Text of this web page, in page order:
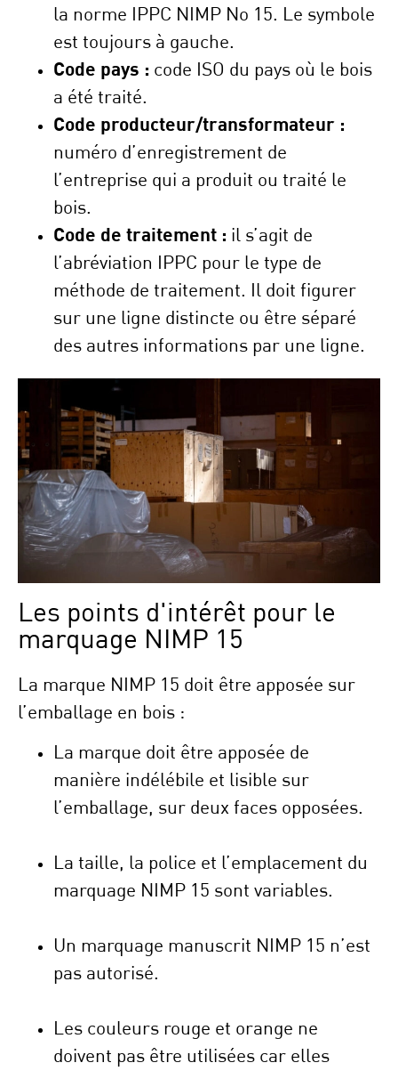
la norme IPPC NIMP No 15. Le symbole
est toujours à gauche.
Code pays : code ISO du pays où le bois
a été traité.
Code producteur/transformateur :
numéro d’enregistrement de
l’entreprise qui a produit ou traité le
bois.
Code de traitement : il s’agit de
l’abréviation IPPC pour le type de
méthode de traitement. Il doit figurer
sur une ligne distincte ou être séparé
des autres informations par une ligne.
Les points d'intérêt pour le
marquage NIMP 15
La marque NIMP 15 doit être apposée sur
l’emballage en bois :
La marque doit être apposée de
manière indélébile et lisible sur
l’emballage, sur deux faces opposées.
La taille, la police et l’emplacement du
marquage NIMP 15 sont variables.
Un marquage manuscrit NIMP 15 n’est
pas autorisé.
Les couleurs rouge et orange ne
doivent pas être utilisées car elles